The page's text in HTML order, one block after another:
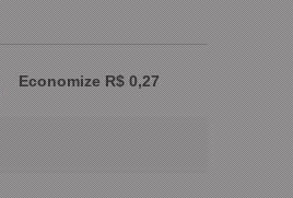
Economize R$ 0,27